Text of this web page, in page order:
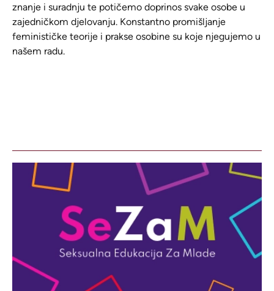
znanje i suradnju te potičemo doprinos svake osobe u
zajedničkom djelovanju. Konstantno promišljanje
feminističke teorije i prakse osobine su koje njegujemo u
našem radu.